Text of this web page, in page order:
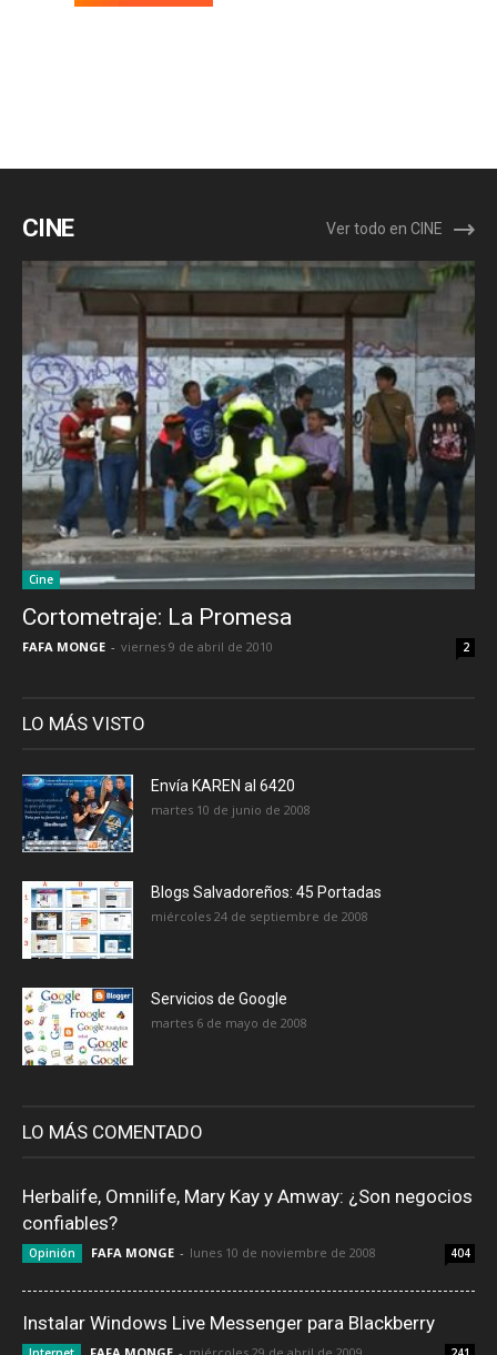
CINE Ver todo en CINE
Cine
Cortometraje: La Promesa
FAFA MONGE - viernes 9 de abril de 2010 2
LO MÁS VISTO
Envía KAREN al 6420
martes 10 de junio de 2008
Blogs Salvadoreños: 45 Portadas
miércoles 24 de septiembre de 2008
Servicios de Google
martes 6 de mayo de 2008
LO MÁS COMENTADO
Herbalife, Omnilife, Mary Kay y Amway: ¿Son negocios
confiables?
Opinión FAFA MONGE - lunes 10 de noviembre de 2008 404
Instalar Windows Live Messenger para Blackberry